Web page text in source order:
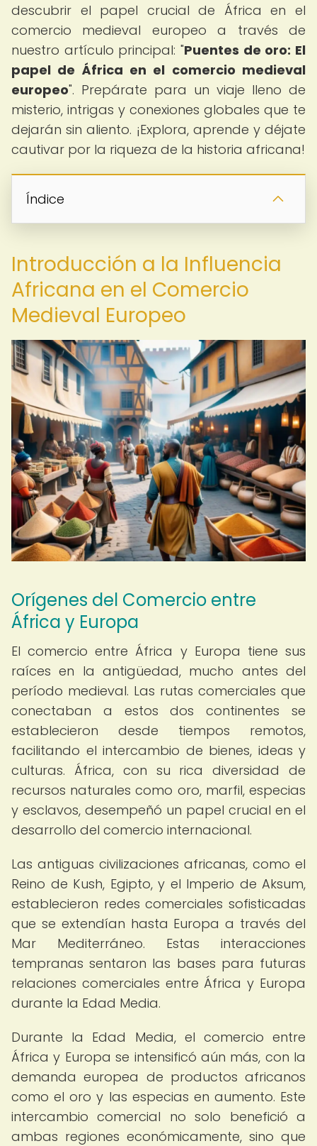
descubrir el papel crucial de África en el
comercio medieval europeo a través de
nuestro artículo principal: "Puentes de oro: El
papel de África en el comercio medieval
europeo". Prepárate para un viaje lleno de
misterio, intrigas y conexiones globales que te
dejarán sin aliento. ¡Explora, aprende y déjate
cautivar por la riqueza de la historia africana!
Índice
Introducción a la Influencia
Africana en el Comercio
Medieval Europeo
Orígenes del Comercio entre
África y Europa
El comercio entre África y Europa tiene sus
raíces en la antigüedad, mucho antes del
período medieval. Las rutas comerciales que
conectaban a estos dos continentes se
establecieron desde tiempos remotos,
facilitando el intercambio de bienes, ideas y
culturas. África, con su rica diversidad de
recursos naturales como oro, marfil, especias
y esclavos, desempeñó un papel crucial en el
desarrollo del comercio internacional.
Las antiguas civilizaciones africanas, como el
Reino de Kush, Egipto, y el Imperio de Aksum,
establecieron redes comerciales sofisticadas
que se extendían hasta Europa a través del
Mar Mediterráneo. Estas interacciones
tempranas sentaron las bases para futuras
relaciones comerciales entre África y Europa
durante la Edad Media.
Durante la Edad Media, el comercio entre
África y Europa se intensificó aún más, con la
demanda europea de productos africanos
como el oro y las especias en aumento. Este
intercambio comercial no solo benefició a
ambas regiones económicamente, sino que